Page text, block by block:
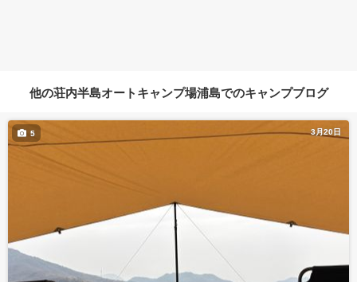
他の荘内半島オートキャンプ場浦島でのキャンプブログ
3月20日
5